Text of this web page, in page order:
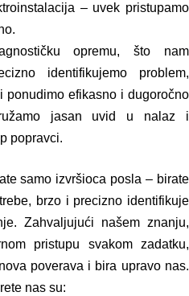
– uvek pristupamo
opremu, što nam
identifikujemo problem,
efikasno i dugoročno
jasan uvid u nalaz i
popravci.
samo izvršioca posla – birate
brzo i precizno identifikuje
Zahvaljujući našem znanju,
pristupu svakom zadatku,
poverava i bira upravo nas.
nas su: